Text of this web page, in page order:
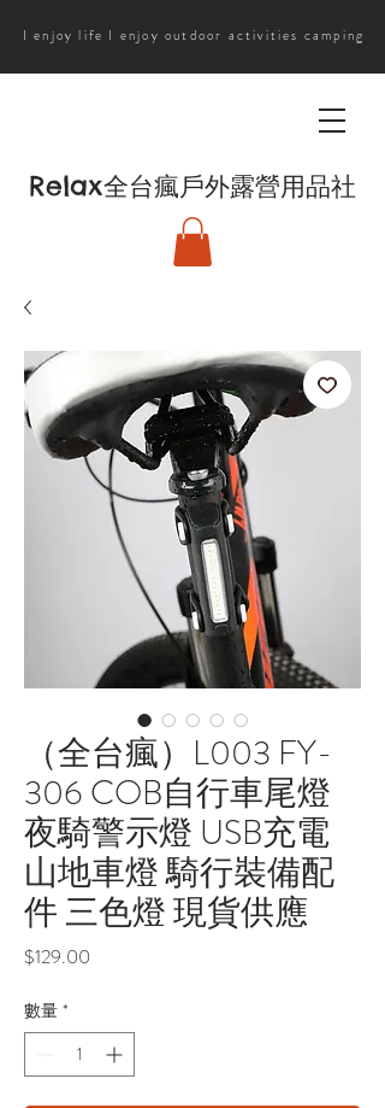
I enjoy life I enjoy outdoor activities camping
Relax全台瘋戶外露營用品社
（全台瘋）L003 FY-
306 COB自行車尾燈
夜騎警示燈 USB充電
山地車燈 騎行裝備配
件 三色燈 現貨供應
$129.00
數量 *